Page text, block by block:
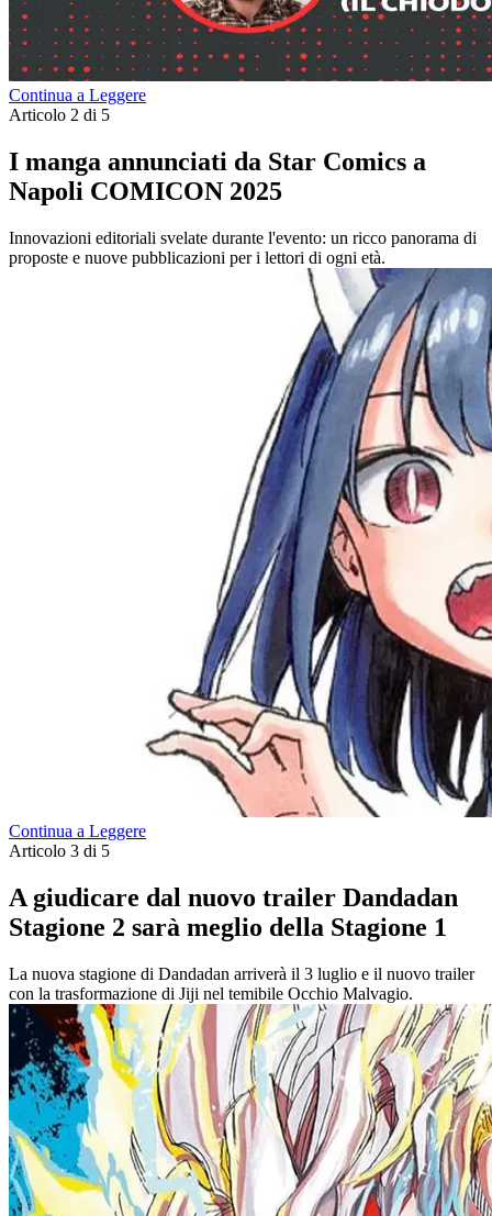
Continua a Leggere
Articolo 2 di 5
I manga annunciati da Star Comics a
Napoli COMICON 2025
Innovazioni editoriali svelate durante l'evento: un ricco panorama di
proposte e nuove pubblicazioni per i lettori di ogni età.
Continua a Leggere
Articolo 3 di 5
A giudicare dal nuovo trailer Dandadan
Stagione 2 sarà meglio della Stagione 1
La nuova stagione di Dandadan arriverà il 3 luglio e il nuovo trailer
con la trasformazione di Jiji nel temibile Occhio Malvagio.